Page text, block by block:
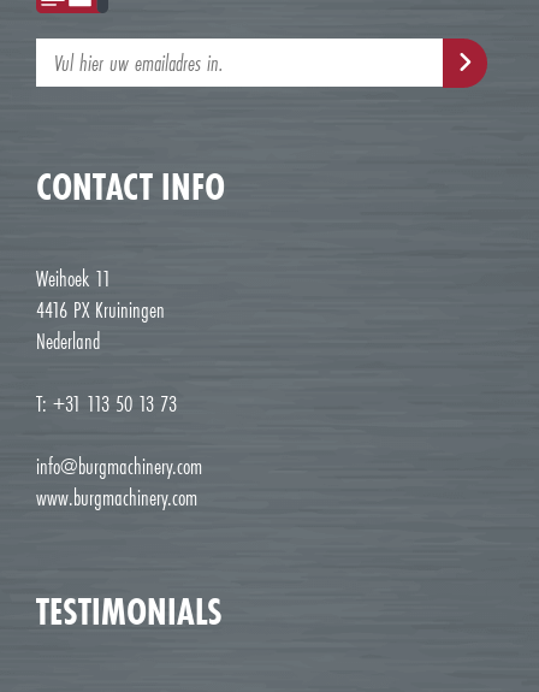
CONTACT INFO
Weihoek 11
4416 PX Kruiningen
Nederland
T: +31 113 50 13 73
info@burgmachinery.com
www.burgmachinery.com
TESTIMONIALS